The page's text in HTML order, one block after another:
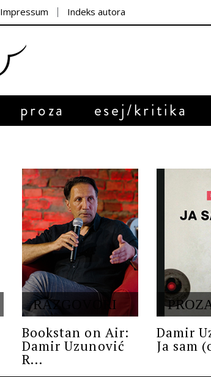
Impressum Indeks autora
proza esej/kritika
RAZGOVORI
Bookstan on Air:
Damir Uzunović
R...
Damir
Ja sam